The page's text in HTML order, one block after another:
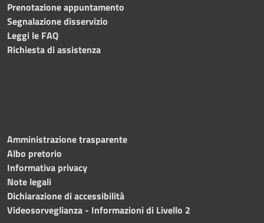
Prenotazione appuntamento
Segnalazione disservizio
Leggi le FAQ
Richiesta di assistenza
Amministrazione trasparente
Albo pretorio
Informativa privacy
Note legali
Dichiarazione di accessibilità
Videosorveglianza - Informazioni di Livello 2